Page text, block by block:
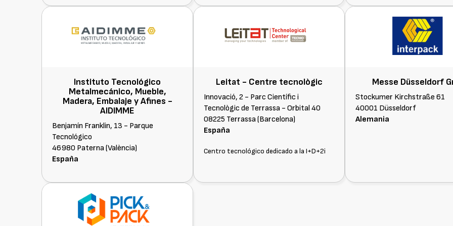
Instituto Tecnológico
Metalmecánico, Mueble,
Madera, Embalaje y Afines -
AIDIMME
Benjamín Franklin, 13 - Parque
Tecnológico
46980 Paterna (València)
España
Leitat - Centre tecnològic
Innovació, 2 - Parc Científic i
Tecnològic de Terrassa - Orbital 40
08225 Terrassa (Barcelona)
España
Centro tecnológico dedicado a la I+D+2i
Messe Düsseldorf
Stockumer Kirchstraße 61
40001 Düsseldorf
Alemania